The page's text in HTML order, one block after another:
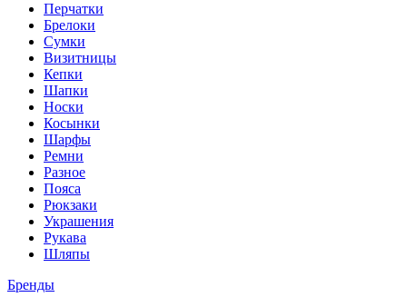
Перчатки
Брелоки
Сумки
Визитницы
Кепки
Шапки
Носки
Косынки
Шарфы
Ремни
Разное
Пояса
Рюкзаки
Украшения
Рукава
Шляпы
Бренды